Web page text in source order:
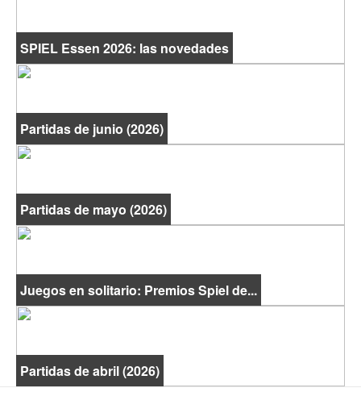
SPIEL Essen 2026: las novedades
Partidas de junio (2026)
Partidas de mayo (2026)
Juegos en solitario: Premios Spiel de...
Partidas de abril (2026)